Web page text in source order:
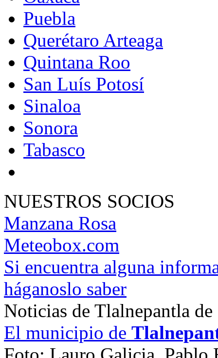
Puebla
Querétaro Arteaga
Quintana Roo
San Luís Potosí
Sinaloa
Sonora
Tabasco
NUESTROS SOCIOS
Manzana Rosa
Meteobox.com
Si encuentra alguna
háganoslo saber
Noticias de Tlalnepantla de
El municipio de